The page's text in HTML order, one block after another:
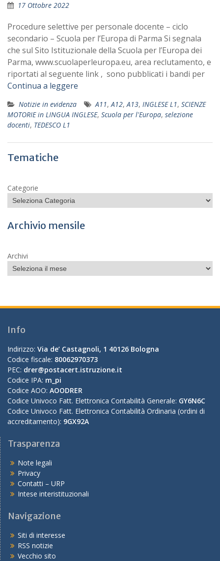
17 Ottobre 2022
Procedure selettive per personale docente – ciclo
secondario – Scuola per l’Europa di Parma Si segnala
che sul Sito Istituzionale della Scuola per l’Europa dei
Parma, www.scuolaperleuropa.eu, area reclutamento, e
riportati al seguente link , sono pubblicati i bandi per
Continua a leggere
Notizie in evidenza A11,A12,A13, INGLESE L1, SCIENZE
MOTORIE in LINGUA INGLESE, Scuola per l'Europa, selezione
docenti, TEDESCO L1
Tematiche
Categorie
Archivio mensile
Archivi
Info
Indirizzo: Via de’ Castagnoli, 1 40126 Bologna
Codice fiscale: 80062970373
PEC: drer@postacert.istruzione.it
Codice IPA: m_pi
Codice AOO: AOODRER
Codice Univoco Fatt. Elettronica Contabilità Generale: GY6N6C
Codice Univoco Fatt. Elettronica Contabilità Ordinaria (ordini di
accreditamento): 9GX92A
Trasparenza
Note legali
Privacy
Contatti – URP
Intese interistituzionali
Navigazione
Siti di interesse
RSS notizie
Vecchio sito